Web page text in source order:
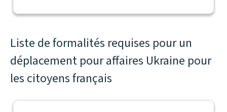
Liste de formalités requises pour un
déplacement pour affaires Ukraine pour
les citoyens français